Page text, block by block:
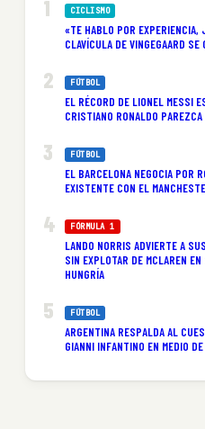
CICLISMO
«TE HABLO POR EXPERIENCIA,
CLAVÍCULA DE VINGEGAARD
FÚTBOL
EL RÉCORD DE LIONEL MESSI
CRISTIANO RONALDO PAREZCA
FÚTBOL
EL BARCELONA NEGOCIA POR
EXISTENTE CON EL
FÓRMULA 1
LANDO NORRIS ADVIERTE A
SIN EXPLOTAR DE MCLAREN
HUNGRÍA
FÚTBOL
ARGENTINA RESPALDA AL
GIANNI INFANTINO EN MEDIO